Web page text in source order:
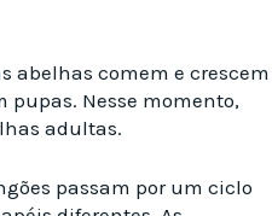
abelhas comem e crescem
pupas. Nesse momento,
adultas.
passam por um ciclo